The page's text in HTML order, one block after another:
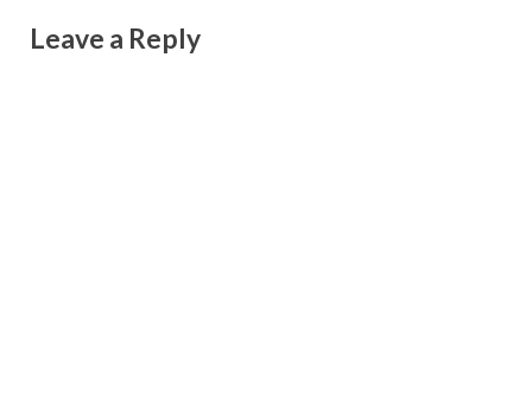
Leave a Reply